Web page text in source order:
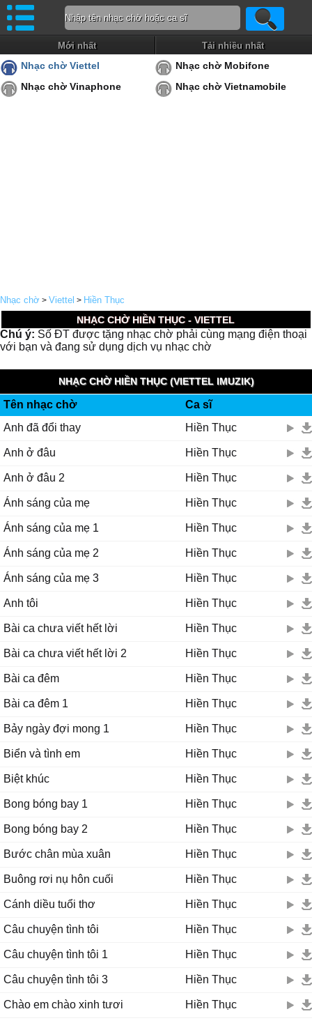
Mới nhất Tải nhiều nhất
Nhạc chờ Viettel
Nhạc chờ Mobifone
Nhạc chờ Vinaphone
Nhạc chờ Vietnamobile
Nhạc chờ > Viettel > Hiền Thục
NHẠC CHỜ HIỀN THỤC - VIETTEL
Chú ý: Số ĐT được tặng nhạc chờ phải cùng mạng điện thoại
với bạn và đang sử dụng dịch vụ nhạc chờ
NHẠC CHỜ HIỀN THỤC (VIETTEL IMUZIK)
Tên nhạc chờ
Ca sĩ
Anh đã đổi thay
Hiền Thục
Anh ở đâu Hiền Thục
Anh ở đâu 2 Hiền Thục
Ánh sáng của mẹ Hiền Thục
Ánh sáng của mẹ 1 Hiền Thục
Ánh sáng của mẹ 2 Hiền Thục
Ánh sáng của mẹ 3 Hiền Thục
Anh tôi Hiền Thục
Bài ca chưa viết hết lời Hiền Thục
Bài ca chưa viết hết lời 2 Hiền Thục
Bài ca đêm Hiền Thục
Bài ca đêm 1 Hiền Thục
Bảy ngày đợi mong 1 Hiền Thục
Biển và tình em Hiền Thục
Biệt khúc Hiền Thục
Bong bóng bay 1 Hiền Thục
Bong bóng bay 2 Hiền Thục
Bước chân mùa xuân Hiền Thục
Buông rơi nụ hôn cuối Hiền Thục
Cánh diều tuổi thơ Hiền Thục
Câu chuyện tình tôi Hiền Thục
Câu chuyện tình tôi 1 Hiền Thục
Câu chuyện tình tôi 3 Hiền Thục
Chào em chào xinh tươi Hiền Thục